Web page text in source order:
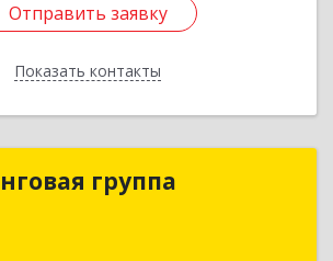
Отправить заявку
Показать контакты
Отправить заявку
Назад
группа
Консалтинговая группа